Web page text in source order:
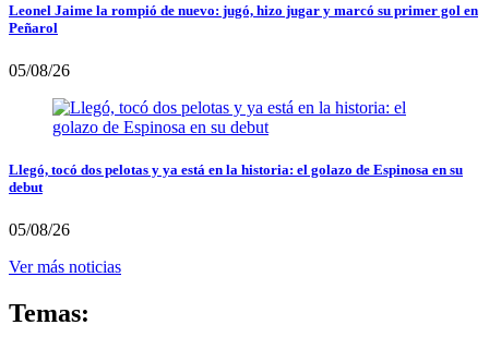
Leonel Jaime la rompió de nuevo: jugó, hizo jugar y marcó su primer gol en
Peñarol
05/08/26
Llegó, tocó dos pelotas y ya está en la historia: el golazo de Espinosa en su
debut
05/08/26
Ver más noticias
Temas: